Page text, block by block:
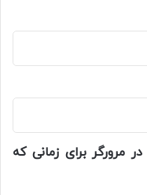
مرورگر برای زمانی که